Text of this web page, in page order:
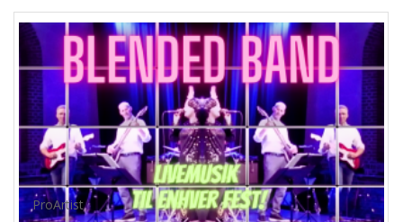
ProArtist